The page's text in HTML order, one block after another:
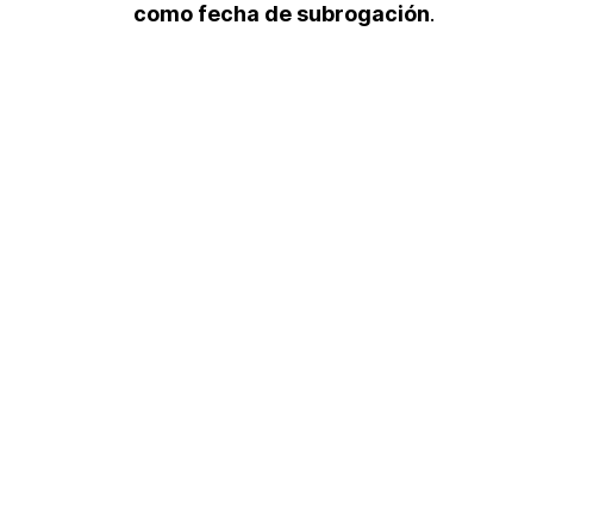
como fecha de subrogación.